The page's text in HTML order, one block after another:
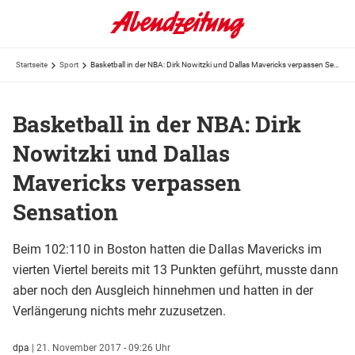
Startseite Sport
Basketball in der NBA: Dirk
Nowitzki und Dallas
Mavericks verpassen
Sensation
Beim 102:110 in Boston hatten die Dallas Mavericks im
vierten Viertel bereits mit 13 Punkten geführt, musste dann
aber noch den Ausgleich hinnehmen und hatten in der
Verlängerung nichts mehr zuzusetzen.
dpa | 21. November 2017 - 09:26 Uhr